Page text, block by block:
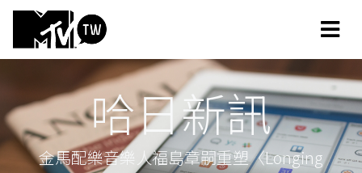
哈日新訊
金馬配樂音樂人福島章嗣重塑〈Longing